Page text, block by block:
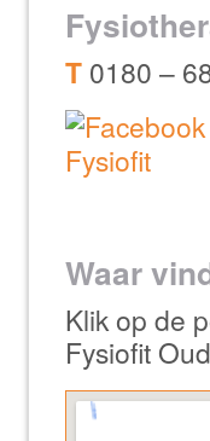
T0180 –
Waar
Klik op de
Fysiofit